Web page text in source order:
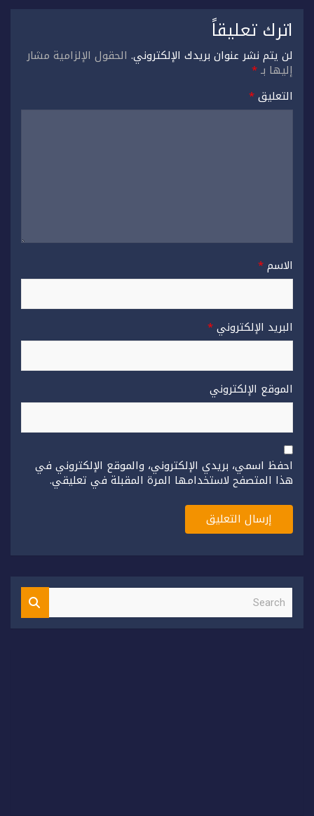
اترك تعليقاً
لن يتم نشر عنوان بريدك الإلكتروني. الحقول الإلزامية مشار
إليها بـ*
التعليق*
الاسم*
البريد الإلكتروني*
الموقع الإلكتروني
احفظ اسمي، بريدي الإلكتروني، والموقع الإلكتروني في
هذا المتصفح لاستخدامها المرة المقبلة في تعليقي.
S
a